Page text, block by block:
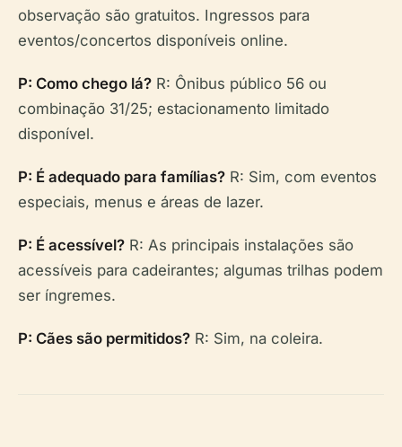
observação são gratuitos. Ingressos para
eventos/concertos disponíveis online.
P: Como chego lá? R: Ônibus público 56 ou
combinação 31/25; estacionamento limitado
disponível.
P: É adequado para famílias? R: Sim, com eventos
especiais, menus e áreas de lazer.
P: É acessível? R: As principais instalações são
acessíveis para cadeirantes; algumas trilhas podem
ser íngremes.
P: Cães são permitidos? R: Sim, na coleira.